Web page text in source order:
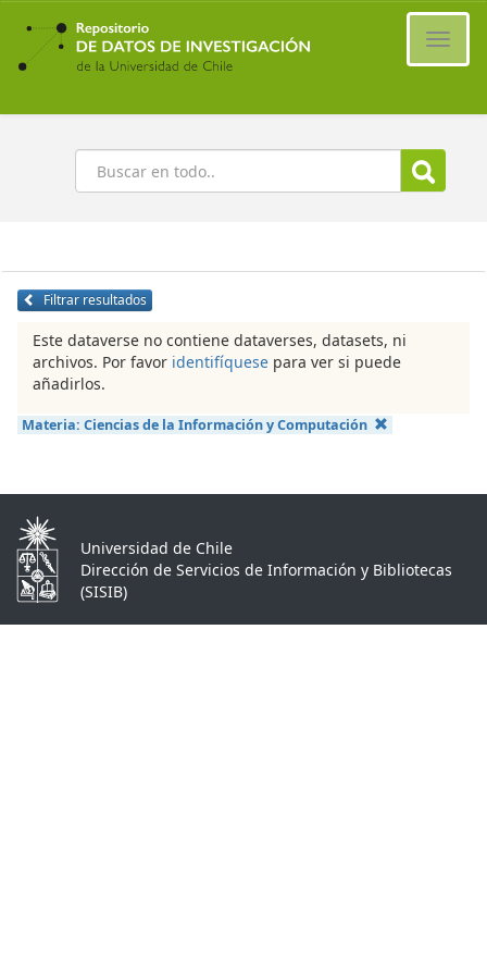
Ir
contenido
principal
Buscar
Filtrar resultados
Este dataverse no contiene dataverses, datasets, ni
archivos. Por favor identifíquese para ver si puede
añadirlos.
Materia: Ciencias de la Información y Computación
Universidad de Chile
Dirección de Servicios de Información y Bibliotecas
(SISIB)